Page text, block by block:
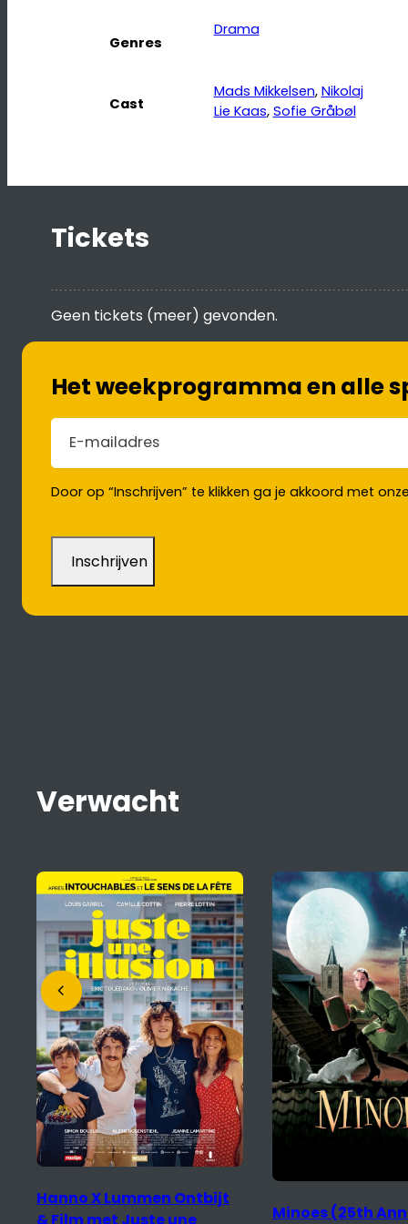
Genres
Drama
Cast
Mads Mikkelsen, Nikolaj
Lie Kaas, Sofie Gråbøl
Tickets
Geen tickets (meer) gevonden.
Het weekprogramma en alle
E-mailadres
Door op “Inschrijven” te klikken ga je akkoord met onze
Verwacht
Minoes (25th Anniversary)
Mariinka